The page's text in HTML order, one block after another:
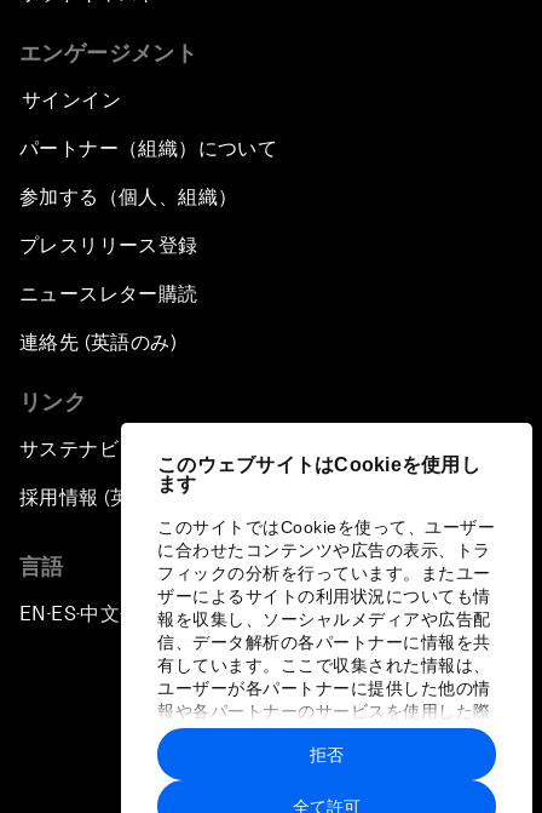
このウェブサイトはCookieを使用し
ます
このサイトではCookieを使って、ユーザー
に合わせたコンテンツや広告の表示、トラ
フィックの分析を行っています。またユー
ザーによるサイトの利用状況についても情
報を収集し、ソーシャルメディアや広告配
信、データ解析の各パートナーに情報を共
有しています。ここで収集された情報は、
ユーザーが各パートナーに提供した他の情
報や各パートナーのサービスを使用した際
に収集された情報と組み合わされ、各パー
トナーによって使用されることがありま
す。
全て許可
拒否
エンゲージメント
サインイン
パートナー（組織）について
参加する（個人、組織）
プレスリリース登録
ニュースレター購読
連絡先 (英語のみ)
リンク
サステナビリティへの取り組み
採用情報 (英語のみ)
言語
EN ▪ES▪中文▪ 日本語
プライバシーポリシーと利用規約